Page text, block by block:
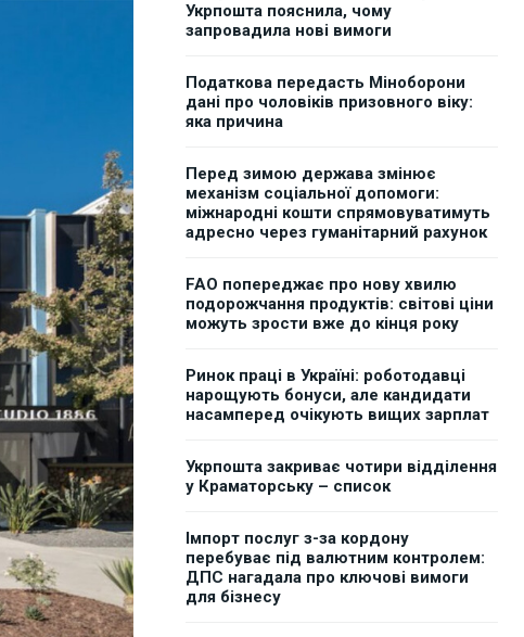
Укрпошта пояснила, чому
запровадила нові вимоги
Податкова передасть Міноборони
дані про чоловіків призовного віку:
яка причина
Перед зимою держава змінює
механізм соціальної допомоги:
міжнародні кошти спрямовуватимуть
адресно через гуманітарний рахунок
FAO попереджає про нову хвилю
подорожчання продуктів: світові ціни
можуть зрости вже до кінця року
Ринок праці в Україні: роботодавці
нарощують бонуси, але кандидати
насамперед очікують вищих зарплат
Укрпошта закриває чотири відділення
у Краматорську – список
Імпорт послуг з-за кордону
перебуває під валютним контролем:
ДПС нагадала про ключові вимоги
для бізнесу